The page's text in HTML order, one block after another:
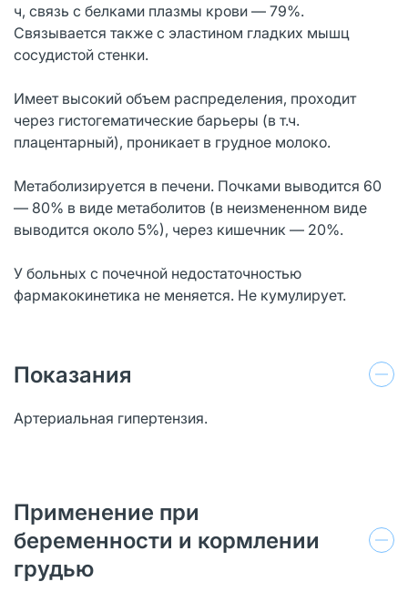
ч, связь с белками плазмы крови — 79%.
Связывается также с эластином гладких мышц
сосудистой стенки.
Имеет высокий объем распределения, проходит
через гистогематические барьеры (в т.ч.
плацентарный), проникает в грудное молоко.
Метаболизируется в печени. Почками выводится 60
— 80% в виде метаболитов (в неизмененном виде
выводится около 5%), через кишечник — 20%.
У больных с почечной недостаточностью
фармакокинетика не меняется. Не кумулирует.
Показания
Артериальная гипертензия.
Применение при
беременности и кормлении
грудью